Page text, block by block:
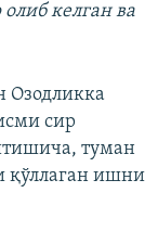
келган ва
Озодликка
сир
туман
қўллаган ишни